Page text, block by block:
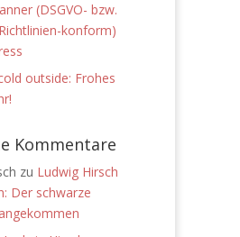
(DSGVO- bzw.
konform)
outside: Frohes
Kommentare
zu Ludwig Hirsch
Der schwarze